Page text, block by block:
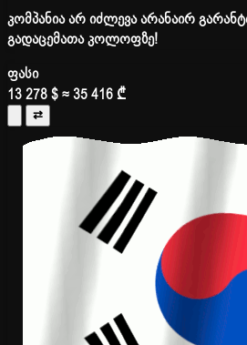
კომპანია არ იძლევა არანაირ
გადაცემათა კოლოფზე!
ფასი
13 278 $≈ 35 416 ₾
⇄